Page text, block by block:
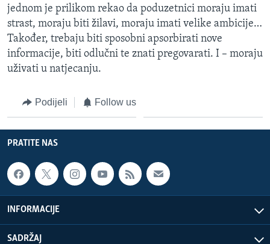
jednom je prilikom rekao da poduzetnici moraju imati
strast, moraju biti žilavi, moraju imati velike ambicije…
Također, trebaju biti sposobni apsorbirati nove
informacije, biti odlučni te znati pregovarati. I – moraju
uživati u natjecanju.
Podijeli Follow us
PRATITE NAS
INFORMACIJE
SADRŽAJ